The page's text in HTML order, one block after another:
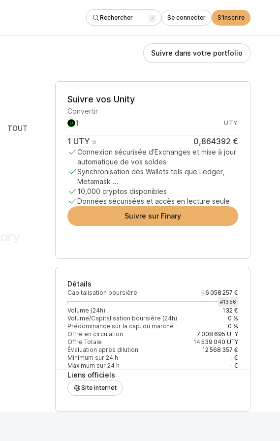
Rechercher / Se connecter S'inscrire
Suivre dans votre portfolio
TOUT
Suivre vos Unity
Convertir
UTY
1 UTY= 0,864392 €
Connexion sécurisée d’Exchanges et mise à jour
automatique de vos soldes
Synchronisation des Wallets tels que Ledger,
Metamask ...
10,000 cryptos disponibles
Données sécurisées et accès en lecture seule
Suivre sur Finary
Détails
Capitalisation boursière - 6 058 257 €
#1356
Volume (24h)
132 €
Volume/Capitalisation boursière (24h)
0 %
Prédominance sur la cap. du marché
0 %
Offre en circulation
7 008 695 UTY
Offre Totale
14 539 040 UTY
Évaluation après dilution
12 568 357 €
Minimum sur 24 h
- €
Maximum sur 24 h
- €
Liens officiels
Site internet